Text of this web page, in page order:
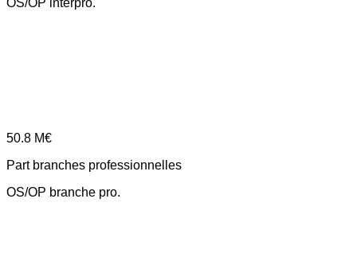
OS/OP interpro.
50.8 M€
Part branches professionnelles
OS/OP branche pro.